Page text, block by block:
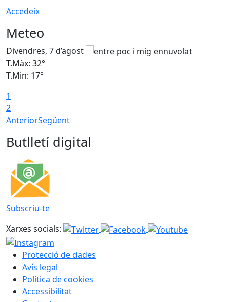
Accedeix
Meteo
Divendres, 7 d’agost
T.Màx: 32°
T.Min: 17°
1
2
AnteriorSegüent
Butlletí digital
Subscriu-te
Xarxes socials:
Protecció de dades
Avís legal
Política de cookies
Accessibilitat